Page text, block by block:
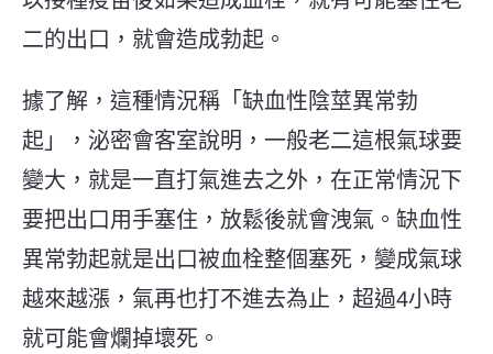
二的出口，就會造成勃起。
據了解，這種情況稱「缺血性陰莖異常勃
起」，泌密會客室說明，一般老二這根氣球要
變大，就是一直打氣進去之外，在正常情況下
要把出口用手塞住，放鬆後就會洩氣。缺血性
異常勃起就是出口被血栓整個塞死，變成氣球
越來越漲，氣再也打不進去為止，超過4小時
就可能會爛掉壞死。